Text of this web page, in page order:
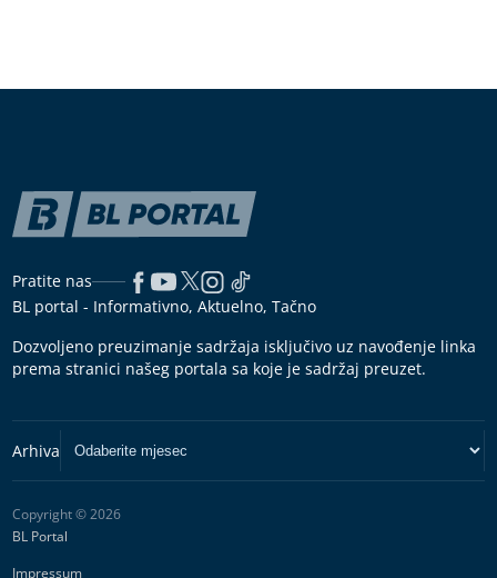
Pratite nas
BL portal - Informativno, Aktuelno, Tačno
Dozvoljeno preuzimanje sadržaja isključivo uz navođenje linka
prema stranici našeg portala sa koje je sadržaj preuzet.
Copyright © 2026
BL Portal
Impressum